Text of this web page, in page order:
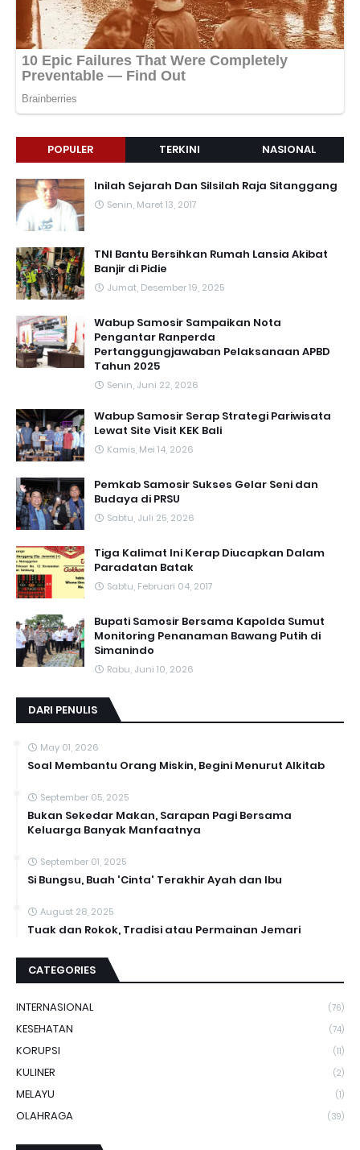
POPULER TERKINI NASIONAL
Inilah Sejarah Dan Silsilah Raja Sitanggang
Senin, Maret 13, 2017
TNI Bantu Bersihkan Rumah Lansia Akibat
Banjir di Pidie
Jumat, Desember 19, 2025
Wabup Samosir Sampaikan Nota
Pengantar Ranperda
Pertanggungjawaban Pelaksanaan APBD
Tahun 2025
Senin, Juni 22, 2026
Wabup Samosir Serap Strategi Pariwisata
Lewat Site Visit KEK Bali
Kamis, Mei 14, 2026
Pemkab Samosir Sukses Gelar Seni dan
Budaya di PRSU
Sabtu, Juli 25, 2026
Tiga Kalimat Ini Kerap Diucapkan Dalam
Paradatan Batak
Sabtu, Februari 04, 2017
Bupati Samosir Bersama Kapolda Sumut
Monitoring Penanaman Bawang Putih di
Simanindo
Rabu, Juni 10, 2026
DARI PENULIS
May 01, 2026
Soal Membantu Orang Miskin, Begini Menurut Alkitab
September 05, 2025
Bukan Sekedar Makan, Sarapan Pagi Bersama
Keluarga Banyak Manfaatnya
September 01, 2025
Si Bungsu, Buah 'Cinta' Terakhir Ayah dan Ibu
August 28, 2025
Tuak dan Rokok, Tradisi atau Permainan Jemari
CATEGORIES
INTERNASIONAL (76)
KESEHATAN (74)
KORUPSI (11)
KULINER (2)
MELAYU (1)
OLAHRAGA (39)